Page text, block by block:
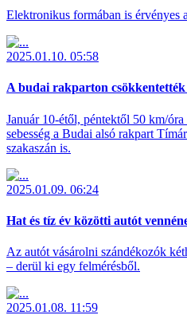
Elektronikus formában is érvényes
2025.01.10. 05:58
A budai rakparton csökkentették
Január 10-étől, péntektől 50 km/
sebesség a Budai alsó rakpart
szakaszán is.
2025.01.09. 06:24
Hat és tíz év közötti autót
Az autót vásárolni szándékozók
– derül ki egy felmérésből.
2025.01.08. 11:59